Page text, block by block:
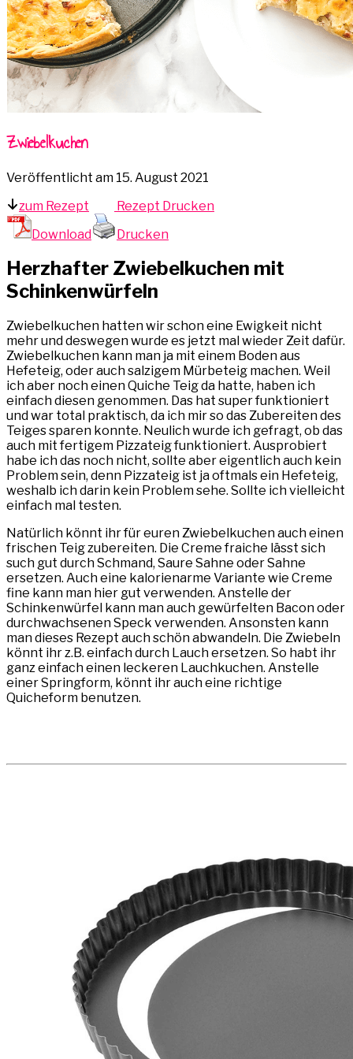
Zwiebelkuchen
Veröffentlicht am 15. August 2021
zum Rezept
Rezept Drucken
Download
Drucken
Herzhafter Zwiebelkuchen mit
Schinkenwürfeln
Zwiebelkuchen hatten wir schon eine Ewigkeit nicht
mehr und deswegen wurde es jetzt mal wieder Zeit dafür.
Zwiebelkuchen kann man ja mit einem Boden aus
Hefeteig, oder auch salzigem Mürbeteig machen. Weil
ich aber noch einen Quiche Teig da hatte, haben ich
einfach diesen genommen. Das hat super funktioniert
und war total praktisch, da ich mir so das Zubereiten des
Teiges sparen konnte. Neulich wurde ich gefragt, ob das
auch mit fertigem Pizzateig funktioniert. Ausprobiert
habe ich das noch nicht, sollte aber eigentlich auch kein
Problem sein, denn Pizzateig ist ja oftmals ein Hefeteig,
weshalb ich darin kein Problem sehe. Sollte ich vielleicht
einfach mal testen.
Natürlich könnt ihr für euren Zwiebelkuchen auch einen
frischen Teig zubereiten. Die Creme fraiche lässt sich
such gut durch Schmand, Saure Sahne oder Sahne
ersetzen. Auch eine kalorienarme Variante wie Creme
fine kann man hier gut verwenden. Anstelle der
Schinkenwürfel kann man auch gewürfelten Bacon oder
durchwachsenen Speck verwenden. Ansonsten kann
man dieses Rezept auch schön abwandeln. Die Zwiebeln
könnt ihr z.B. einfach durch Lauch ersetzen. So habt ihr
ganz einfach einen leckeren Lauchkuchen. Anstelle
einer Springform, könnt ihr auch eine richtige
Quicheform benutzen.